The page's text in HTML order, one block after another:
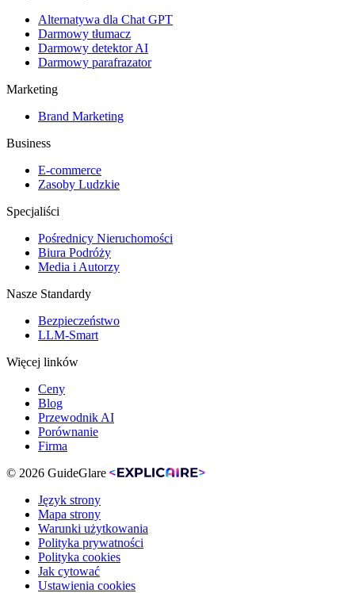
Alternatywa dla Chat GPT
Darmowy tłumacz
Darmowy detektor AI
Darmowy parafrazator
Marketing
Brand Marketing
Business
E-commerce
Zasoby Ludzkie
Specjaliści
Pośrednicy Nieruchomości
Biura Podróży
Media i Autorzy
Nasze Standardy
Bezpieczeństwo
LLM-Smart
Więcej linków
Ceny
Blog
Przewodnik AI
Porównanie
Firma
© 2026 GuideGlare
Język strony
Mapa strony
Warunki użytkowania
Polityka prywatności
Polityka cookies
Jak cytować
Ustawienia cookies